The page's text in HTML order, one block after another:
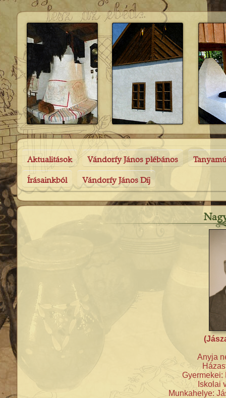
Aktualitások Vándorfy János plébános
Írásainkból Vándorfy János Díj
Anyja
Gyermekei:
Iskolai
Munkahelye: